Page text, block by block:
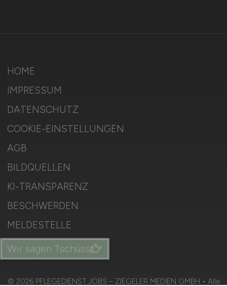
HOME
IMPRESSUM
DATENSCHUTZ
COOKIE-EINSTELLUNGEN
AGB
BILDQUELLEN
KI-TRANSPARENZ
BESCHWERDEN
MELDESTELLE
SITEMAP
© 2026 PFLEGEDIENST.JOBS – ZIEGELER MEDIEN GMBH • Alle
Wir sagen Tschüss